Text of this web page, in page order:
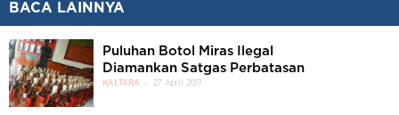
BACA LAINNYA
Puluhan Botol Miras Ilegal
Diamankan Satgas Perbatasan
KALTARA 27 April 2017